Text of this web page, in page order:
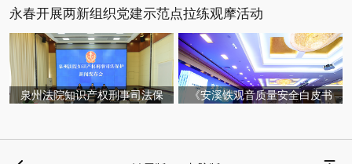
永春开展两新组织党建示范点拉练观摩活动
泉州法院知识产权刑事司法保 《安溪铁观音质量安全白皮书